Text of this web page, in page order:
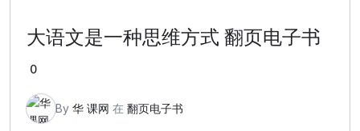
大语文是一种思维方式 翻页电子书
0
By 华 课网 在 翻页电子书